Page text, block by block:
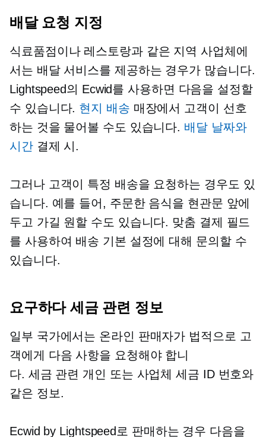
배달 요청 지정
식료품점이나 레스토랑과 같은 지역 사업체에
서는 배달 서비스를 제공하는 경우가 많습니다.
Lightspeed의 Ecwid를 사용하면 다음을 설정할
수 있습니다. 현지 배송 매장에서 고객이 선호
하는 것을 물어볼 수도 있습니다. 배달 날짜와
시간결제 시.
그러나 고객이 특정 배송을 요청하는 경우도 있
습니다. 예를 들어, 주문한 음식을 현관문 앞에
두고 가길 원할 수도 있습니다. 맞춤 결제 필드
를 사용하여 배송 기본 설정에 대해 문의할 수
있습니다.
요구하다 세금 관련 정보
일부 국가에서는 온라인 판매자가 법적으로 고
객에게 다음 사항을 요청해야 합니
다. 세금 관련 개인 또는 사업체 세금 ID 번호와
같은 정보.
Ecwid by Lightspeed로 판매하는 경우 다음을